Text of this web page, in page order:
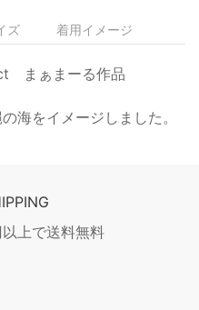
ズ 着用イメージ
まぁまーる作品
海をイメージしました。
上で送料無料